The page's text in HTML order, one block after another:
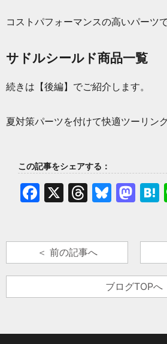
コストパフォーマンスの高いパーツで
サドルシールド商品一覧
続きは【後編】でご紹介します。
夏対策パーツを付けて快適ツーリン
この記事をシェアする：
Facebook
X Threads
＜ 前の記事へ
ブログTOPへ